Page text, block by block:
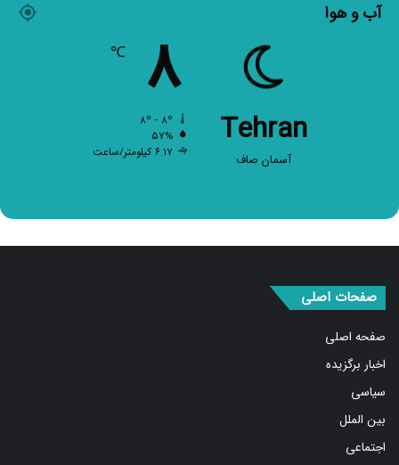
آب و هوا
Tehran
آسمان صاف
۸ ℃
۵۷%
۶.۱۷ کیلومتر/ساعت
صفحات اصلی
صفحه اصلی
اخبار برگزیده
سیاسی
بین الملل
اجتماعی